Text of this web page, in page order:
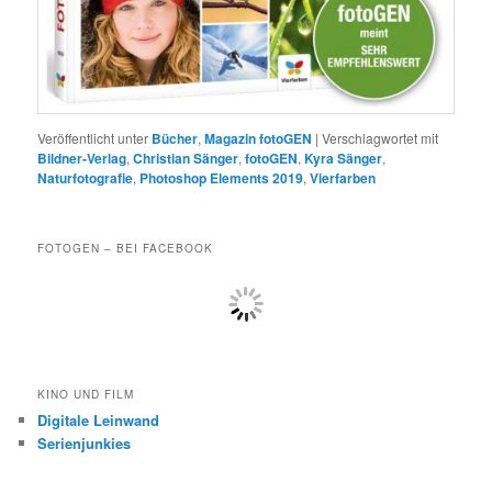
Veröffentlicht unter Bücher,Magazin fotoGEN |Verschlagwortet mit
Bildner-Verlag,Christian Sänger,fotoGEN,Kyra Sänger,
Naturfotografie, Photoshop Elements 2019,Vierfarben
FOTOGEN – BEI FACEBOOK
KINO UND FILM
Digitale Leinwand
Serienjunkies